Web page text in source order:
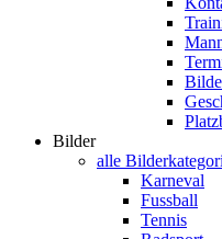
Bilder
alle
Karneval
Fussball
Tennis